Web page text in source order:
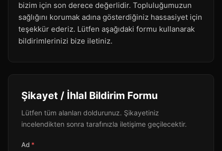
bizim için son derece değerlidir. Topluluğumuzun
sağlığını korumak adına gösterdiğiniz hassasiyet için
teşekkür ederiz. Lütfen aşağıdaki formu kullanarak
bildirimlerinizi bize iletiniz.
Şikayet / İhlal Bildirim Formu
Lütfen tüm alanları doldurunuz. Şikayetiniz
incelendikten sonra tarafınızla iletişime geçilecektir.
Ad *